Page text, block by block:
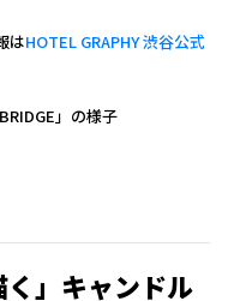
はHOTEL GRAPHY 渋谷公式
」の様子
」キャンドル